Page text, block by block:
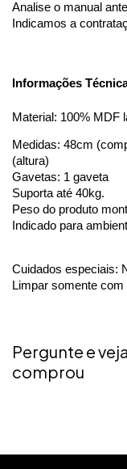
Analise o manual
Indicamos a
Informações
Material: 100% MDF
Medidas: 48cm
(altura)
Gavetas: 1 gaveta
Suporta até 40kg.
Peso do produto
Indicado para
Cuidados especiais:
Limpar somente
Pergunte e
comprou